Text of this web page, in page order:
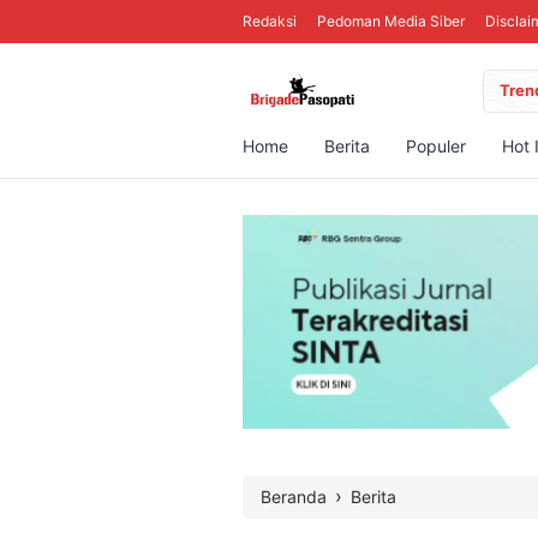
Redaksi Pedoman Media Siber
Home Berita Populer Hot
Beranda › Berita